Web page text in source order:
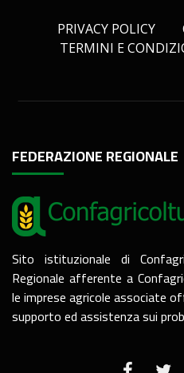
PRIVACY POLICY
TERMINI E
FEDERAZIONE REGIONALE
Sito istituzionale di
Regionale afferente a
le imprese agricole associate
supporto ed assistenza sui